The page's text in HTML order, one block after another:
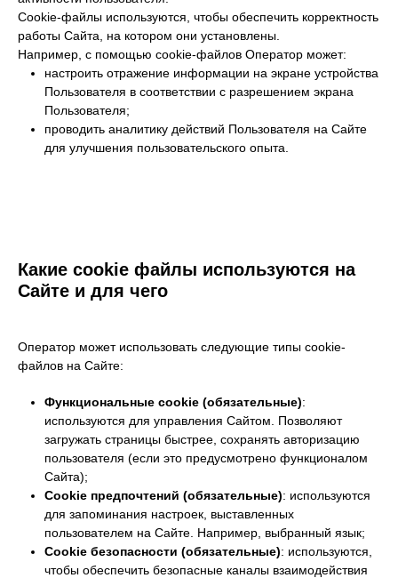
Cookie-файлы используются, чтобы обеспечить корректность
работы Сайта, на котором они установлены.
Например, с помощью cookie-файлов Оператор может:
настроить отражение информации на экране устройства
Пользователя в соответствии с разрешением экрана
Пользователя;
проводить аналитику действий Пользователя на Сайте
для улучшения пользовательского опыта.
Какие cookie файлы используются на
Сайте и для чего
Оператор может использовать следующие типы cookie-
файлов на Сайте:
Функциональные cookie (обязательные):
используются для управления Сайтом. Позволяют
загружать страницы быстрее, сохранять авторизацию
пользователя (если это предусмотрено функционалом
Сайта);
Cookie предпочтений (обязательные): используются
для запоминания настроек, выставленных
пользователем на Сайте. Например, выбранный язык;
Cookie безопасности (обязательные): используются,
чтобы обеспечить безопасные каналы взаимодействия